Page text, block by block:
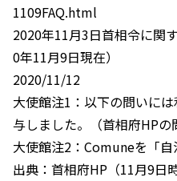
1109FAQ.html
2020年11月3日首相令に関
0年11月9日現在）
2020/11/12
大使館注1：以下の問いに
与しました。（首相府HPの
大使館注2：Comuneを「自
出典：首相府HP（11月9日時